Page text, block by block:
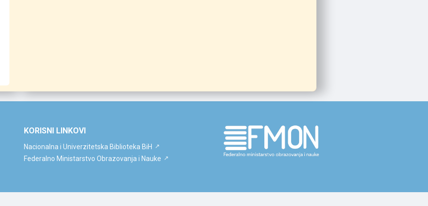
KORISNI LINKOVI
Nacionalna i Univerzitetska Biblioteka BiH
Federalno Ministarstvo Obrazovanja i Nauke